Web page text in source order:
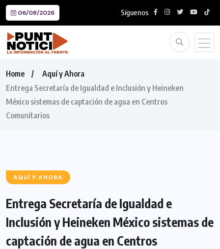
06/08/2026 Síguenos
Home
Aquí y Ahora
Entrega Secretaría de Igualdad e Inclusión y Heineken
México sistemas de captación de agua en Centros
Comunitarios
AQUÍ Y AHORA
Entrega Secretaría de Igualdad e
Inclusión y Heineken México sistemas de
captación de agua en Centros